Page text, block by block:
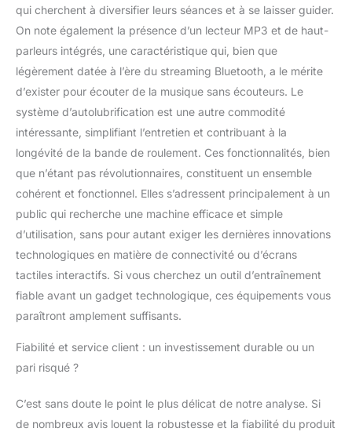
qui cherchent à diversifier leurs séances et à se laisser guider.
On note également la présence d’un lecteur MP3 et de haut-
parleurs intégrés, une caractéristique qui, bien que
légèrement datée à l’ère du streaming Bluetooth, a le mérite
d’exister pour écouter de la musique sans écouteurs. Le
système d’autolubrification est une autre commodité
intéressante, simplifiant l’entretien et contribuant à la
longévité de la bande de roulement. Ces fonctionnalités, bien
que n’étant pas révolutionnaires, constituent un ensemble
cohérent et fonctionnel. Elles s’adressent principalement à un
public qui recherche une machine efficace et simple
d’utilisation, sans pour autant exiger les dernières innovations
technologiques en matière de connectivité ou d’écrans
tactiles interactifs. Si vous cherchez un outil d’entraînement
fiable avant un gadget technologique, ces équipements vous
paraîtront amplement suffisants.
Fiabilité et service client : un investissement durable ou un
pari risqué ?
C’est sans doute le point le plus délicat de notre analyse. Si
de nombreux avis louent la robustesse et la fiabilité du produit